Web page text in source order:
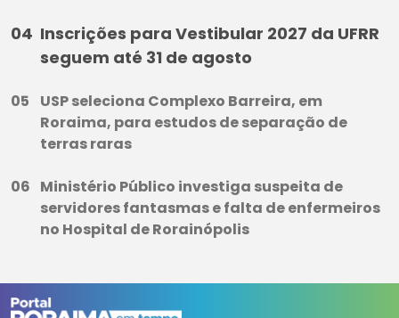
Inscrições para Vestibular 2027 da UFRR
seguem até 31 de agosto
USP seleciona Complexo Barreira, em
Roraima, para estudos de separação de
terras raras
Ministério Público investiga suspeita de
servidores fantasmas e falta de enfermeiros
no Hospital de Rorainópolis